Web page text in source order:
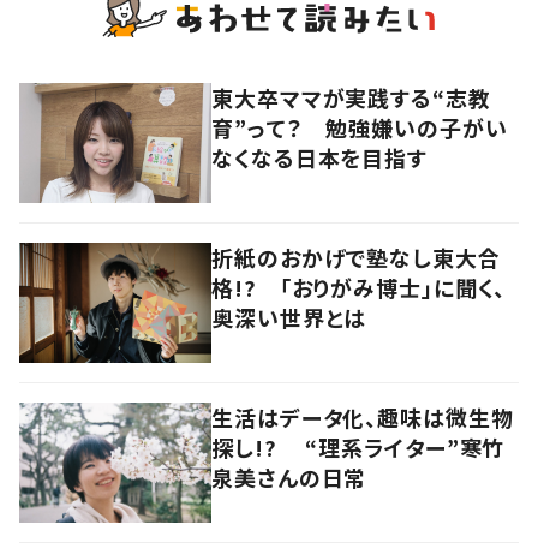
東大卒ママが実践する“志教
育”って？ 勉強嫌いの子がい
なくなる日本を目指す
折紙のおかげで塾なし東大合
格!? 「おりがみ博士」に聞く、
奥深い世界とは
生活はデータ化、趣味は微生物
探し!? “理系ライター”寒竹
泉美さんの日常